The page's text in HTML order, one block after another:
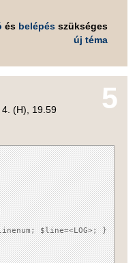
és belépés szükséges
új téma
5
(H), 19.59
$line=<LOG>; }